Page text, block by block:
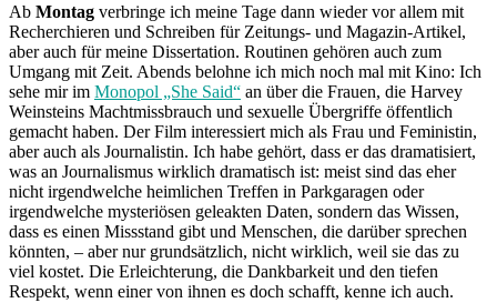
Ab Montag verbringe ich meine Tage dann wieder vor allem mit
Recherchieren und Schreiben für Zeitungs- und Magazin-Artikel,
aber auch für meine Dissertation. Routinen gehören auch zum
Umgang mit Zeit. Abends belohne ich mich noch mal mit Kino: Ich
sehe mir im Monopol „She Said“ an über die Frauen, die Harvey
Weinsteins Machtmissbrauch und sexuelle Übergriffe öffentlich
gemacht haben. Der Film interessiert mich als Frau und Feministin,
aber auch als Journalistin. Ich habe gehört, dass er das dramatisiert,
was an Journalismus wirklich dramatisch ist: meist sind das eher
nicht irgendwelche heimlichen Treffen in Parkgaragen oder
irgendwelche mysteriösen geleakten Daten, sondern das Wissen,
dass es einen Missstand gibt und Menschen, die darüber sprechen
könnten, – aber nur grundsätzlich, nicht wirklich, weil sie das zu
viel kostet. Die Erleichterung, die Dankbarkeit und den tiefen
Respekt, wenn einer von ihnen es doch schafft, kenne ich auch.